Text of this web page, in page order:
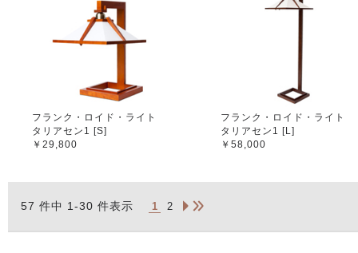
フランク・ロイド・ライト
タリアセン1 [S]
￥29,800
フランク・ロイド・ライト
タリアセン1 [L]
￥58,000
57 件中 1-30 件表示 1 2